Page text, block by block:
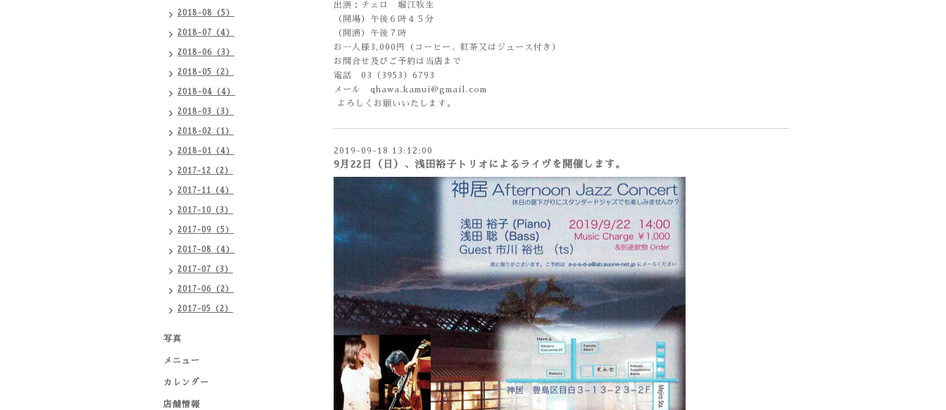
出演：チェロ 堀江牧生
（開場）午後６時４５分
（開演）午後７時
お一人様3,000円（コーヒー、紅茶又はジュース付き）
お問合せ及びご予約は当店まで
電話 03（3953）6793
メール qhawa.kamui@gmail.com
よろしくお願いいたします。
2019-09-18 13:12:00
9月22日（日）、浅田裕子トリオによるライヴを開催します。
2018-08（5）
2018-07（4）
2018-06（3）
2018-05（2）
2018-04（4）
2018-03（3）
2018-02（1）
2018-01（4）
2017-12（2）
2017-11（4）
2017-10（3）
2017-09（5）
2017-08（4）
2017-07（3）
2017-06（2）
2017-05（2）
写真
メニュー
カレンダー
店舗情報